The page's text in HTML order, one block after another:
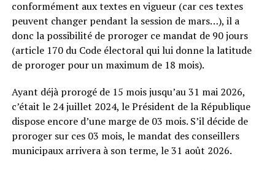
conformément aux textes en vigueur (car ces textes
peuvent changer pendant la session de mars…), il a
donc la possibilité de proroger ce mandat de 90 jours
(article 170 du Code électoral qui lui donne la latitude
de proroger pour un maximum de 18 mois).
Ayant déjà prorogé de 15 mois jusqu’au 31 mai 2026,
c’était le 24 juillet 2024, le Président de la République
dispose encore d’une marge de 03 mois. S’il décide de
proroger sur ces 03 mois, le mandat des conseillers
municipaux arrivera à son terme, le 31 août 2026.